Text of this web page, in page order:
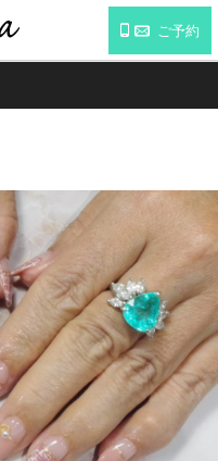
ご予約